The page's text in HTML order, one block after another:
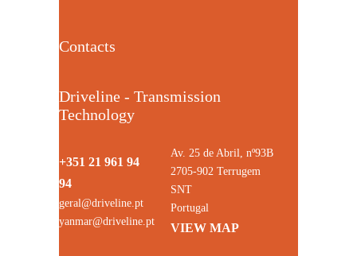
Contacts
Driveline - Transmission
Technology
+351 21 961 94
94
geral@driveline.pt
yanmar@driveline.pt
Av. 25 de Abril, nº93B
2705-902 Terrugem
SNT
Portugal
VIEW MAP